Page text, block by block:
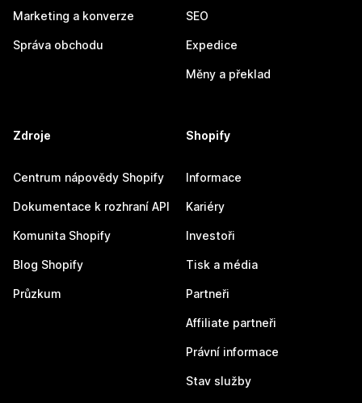
Marketing a konverze
Správa obchodu
SEO
Expedice
Měny a překlad
Zdroje
Centrum nápovědy Shopify
Dokumentace k rozhraní API
Komunita Shopify
Blog Shopify
Průzkum
Shopify
Informace
Kariéry
Investoři
Tisk a média
Partneři
Affiliate partneři
Právní informace
Stav služby